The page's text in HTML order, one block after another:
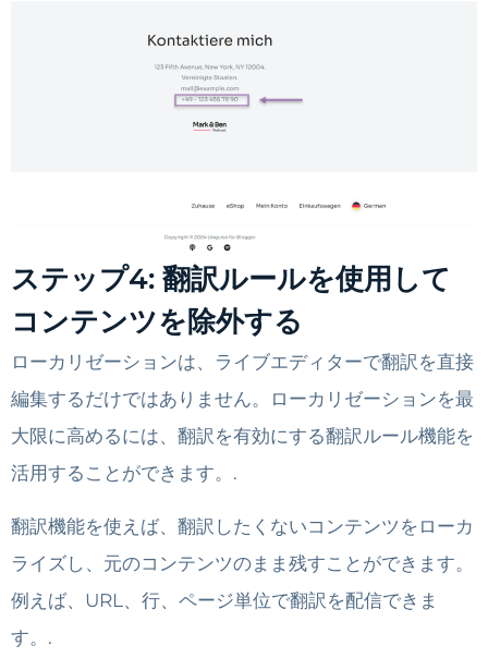
ステップ4: 翻訳ルールを使用して
コンテンツを除外する
ローカリゼーションは、ライブエディターで翻訳を直接
編集するだけではありません。ローカリゼーションを最
大限に高めるには、翻訳を有効にする翻訳ルール機能を
活用することができます。.
翻訳機能を使えば、翻訳したくないコンテンツをローカ
ライズし、元のコンテンツのまま残すことができます。
例えば、URL、行、ページ単位で翻訳を配信できま
す。.